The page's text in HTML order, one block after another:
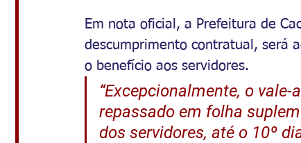
Em nota oficial, a Prefeitura de
descumprimento contratual, será
o benefício aos servidores.
“Excepcionalmente, o
repassado em folha
dos servidores, até o 10º